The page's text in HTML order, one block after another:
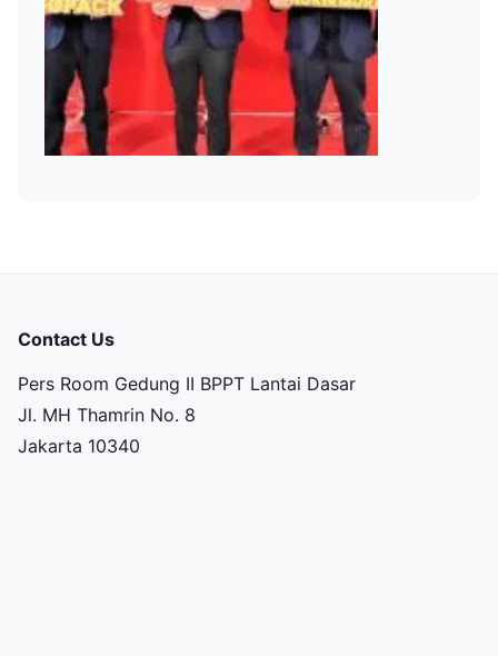
Contact Us
Pers Room Gedung II BPPT Lantai Dasar
Jl. MH Thamrin No. 8
Jakarta 10340